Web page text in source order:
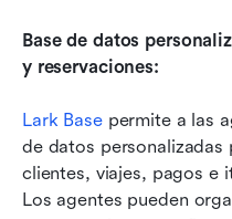
Base de datos
y reservaciones:
Lark Base permite a las
de datos
clientes, viajes, pagos e
Los agentes pueden